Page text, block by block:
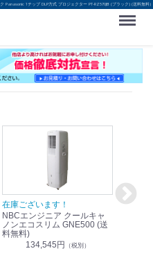
Panasonic 1チップ DLP方式 プロジェクター PT-RZ570JB (ブラック) (送料無料)
Menu
在庫ございます！
NBCエンジニア クールキャ
ノンエコスリム GNE500 (送
料無料)
134,545円 （税別）
即納可